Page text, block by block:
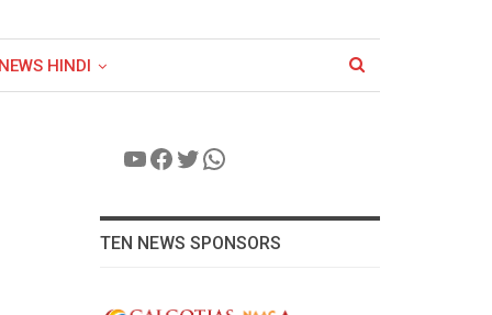
HINDI
YouTube
Facebook
Twitter
WhatsApp
TEN NEWS SPONSORS